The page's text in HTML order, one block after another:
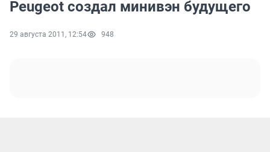
Peugeot создал минивэн будущего
29 августа 2011, 12:54 948